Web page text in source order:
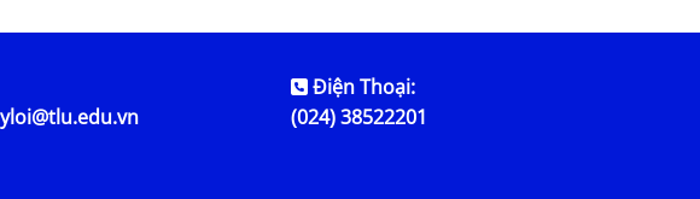
Điện Thoại:
(024) 38522201